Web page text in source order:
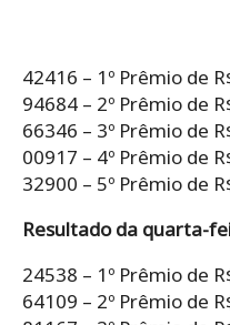
42416 – 1º Prêmio de
94684 – 2º Prêmio de
66346 – 3º Prêmio de
00917 – 4º Prêmio de
32900 – 5º Prêmio de
Resultado da quarta-
24538 – 1º Prêmio de
64109 – 2º Prêmio de